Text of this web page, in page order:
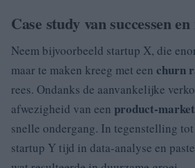
Case study van successen
Neem bijvoorbeeld startup X, die
maar te maken kreeg met een churn
rees. Ondanks de aanvankelijke
afwezigheid van een product-
snelle ondergang. In tegenstelling
startup Y tijd in data-analyse en